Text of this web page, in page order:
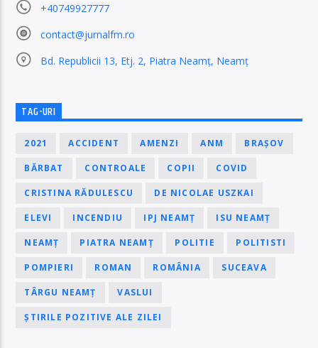
+40749927777
contact@jurnalfm.ro
Bd. Republicii 13, Etj. 2, Piatra Neamț, Neamț
TAG-URI
2021 ACCIDENT AMENZI ANM BRAȘOV
BĂRBAT CONTROALE COPII COVID
CRISTINA RĂDULESCU DE NICOLAE USZKAI
ELEVI INCENDIU IPJ NEAMȚ ISU NEAMȚ
NEAMȚ PIATRA NEAMȚ POLITIE POLITISTI
POMPIERI ROMAN ROMÂNIA SUCEAVA
TÂRGU NEAMȚ VASLUI
ȘTIRILE POZITIVE ALE ZILEI